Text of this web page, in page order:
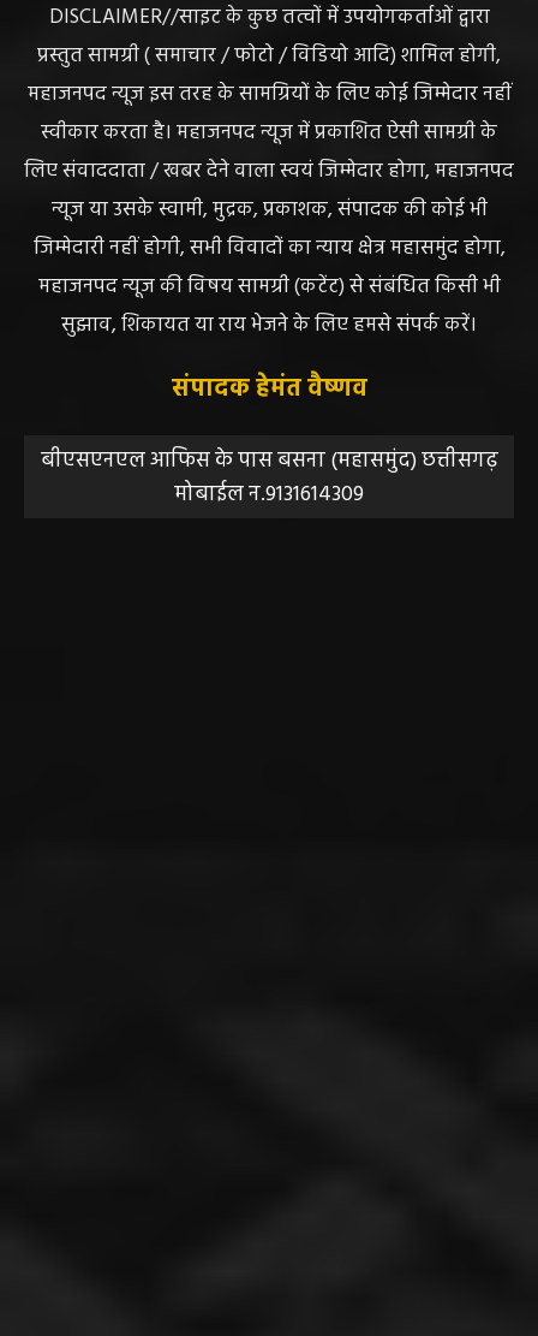
DISCLAIMER//साइट के कुछ तत्वों में उपयोगकर्ताओं द्वारा
प्रस्तुत सामग्री ( समाचार / फोटो / विडियो आदि) शामिल होगी,
महाजनपद न्यूज इस तरह के सामग्रियों के लिए कोई जिम्मेदार नहीं
स्वीकार करता है। महाजनपद न्यूज में प्रकाशित ऐसी सामग्री के
लिए संवाददाता / खबर देने वाला स्वयं जिम्मेदार होगा, महाजनपद
न्यूज या उसके स्वामी, मुद्रक, प्रकाशक, संपादक की कोई भी
जिम्मेदारी नहीं होगी, सभी विवादों का न्याय क्षेत्र महासमुंद होगा,
महाजनपद न्यूज की विषय सामग्री (कटेंट) से संबंधित किसी भी
सुझाव, शिकायत या राय भेजने के लिए हमसे संपर्क करें।
संपादक हेमंत वैष्णव
बीएसएनएल आफिस के पास बसना (महासमुंद) छत्तीसगढ़
मोबाईल न.9131614309